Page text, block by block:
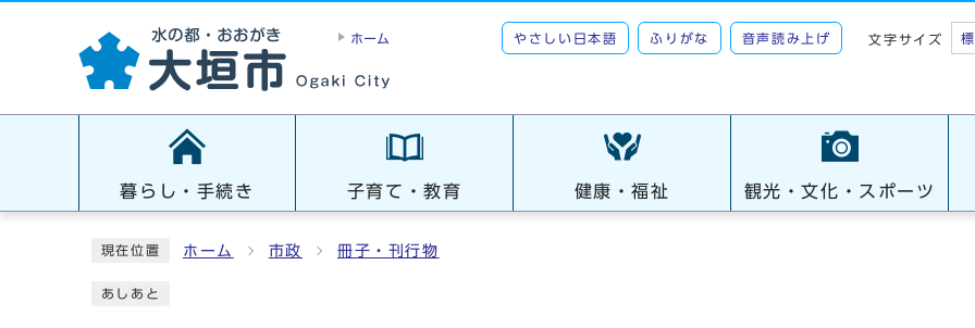
ホーム やさしい日本語 ふりがな 音声読み上げ 文字サイズ
暮らし・手続き 子育て・教育 健康・福祉 観光・文化・スポーツ
現在位置 ホーム 市政 冊子・刊行物
あしあと